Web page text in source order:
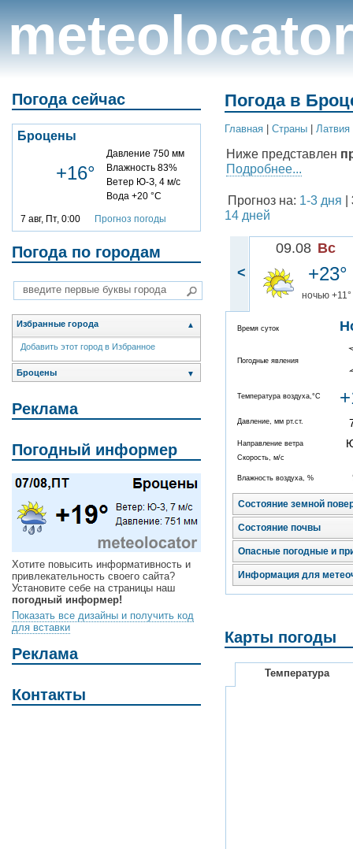
meteolocator
Погода сейчас
Броцены
+16°
Давление 750 мм
Влажность 83%
Ветер Ю-З, 4 м/с
Вода +20 °C
7 авг, Пт, 0:00 Прогноз погоды
Погода по городам
Избранные города ▲
Добавить этот город в Избранное
Броцены ▼
Реклама
Погодный информер
Хотите повысить информативность и
привлекательность своего сайта?
Установите себе на страницы наш
погодный информер!
Показать все дизайны и получить код
для вставки
Реклама
Контакты
Погода в
Главная Cтраны Латвия
Ниже представлен
Подробнее...
Прогноз на: 1-3 дня
14 дней
<
09.08 Вс
+23°
ночью +11°
Время суток
Погодные явления
Температура воздуха,°C
Давление, мм рт.ст.
Направление ветра
Скорость, м/с
Влажность воздуха, %
Состояние земной
Состояние почвы
Опасные погодные и
Информация для
Карты погоды
Температура